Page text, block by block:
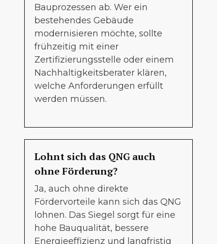
Bauprozessen ab. Wer ein
bestehendes Gebäude
modernisieren möchte, sollte
frühzeitig mit einer
Zertifizierungsstelle oder einem
Nachhaltigkeitsberater klären,
welche Anforderungen erfüllt
werden müssen.
Lohnt sich das QNG auch
ohne Förderung?
Ja, auch ohne direkte
Fördervorteile kann sich das QNG
lohnen. Das Siegel sorgt für eine
hohe Bauqualität, bessere
Energieeffizienz und langfristig